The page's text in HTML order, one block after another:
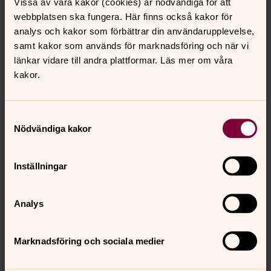
webbplatsen ska fungera. Här finns också kakor för
analys och kakor som förbättrar din användarupplevelse,
samt kakor som används för marknadsföring och när vi
länkar vidare till andra plattformar. Läs mer om våra
kakor.
Nödvändiga kakor
Inställningar
Analys
Marknadsföring och sociala medier
hög konstnärlig kvalitet. Nedan ser ni vårt konsertutbud
för våren 2026.
Det finns glädje året runt - ett
föredrag om att vara präst
Hur är det att vara präst? Vilka svåra stunder och
ödmjukhet, respekt och en stor portion humor får vi följa
med kyrkoherde Catharina Segerbank på en resa genom
årets alla månader, där hon berättar om hur hennes liv
som präst sett och ser ut.
Digitala gudstjänster, andakter och
För dig som inte har möjlighet att komma till kyrkan finns